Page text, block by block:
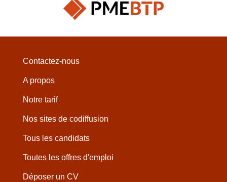
Contactez-nous
A propos
Notre tarif
Nos sites de codiffusion
Tous les candidats
Toutes les offres d'emploi
Déposer un CV